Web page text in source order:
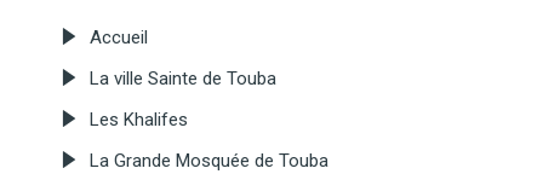
Accueil
La ville Sainte de Touba
Les Khalifes
La Grande Mosquée de Touba